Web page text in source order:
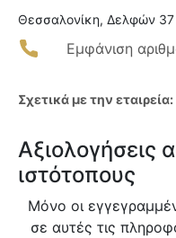
Θεσσαλονίκη, Δελφών 37
Εμφάνιση
Σχετικά με την εταιρεία:
Αξιολογήσεις
ιστότοπους
Μόνο οι
σε αυτές τις